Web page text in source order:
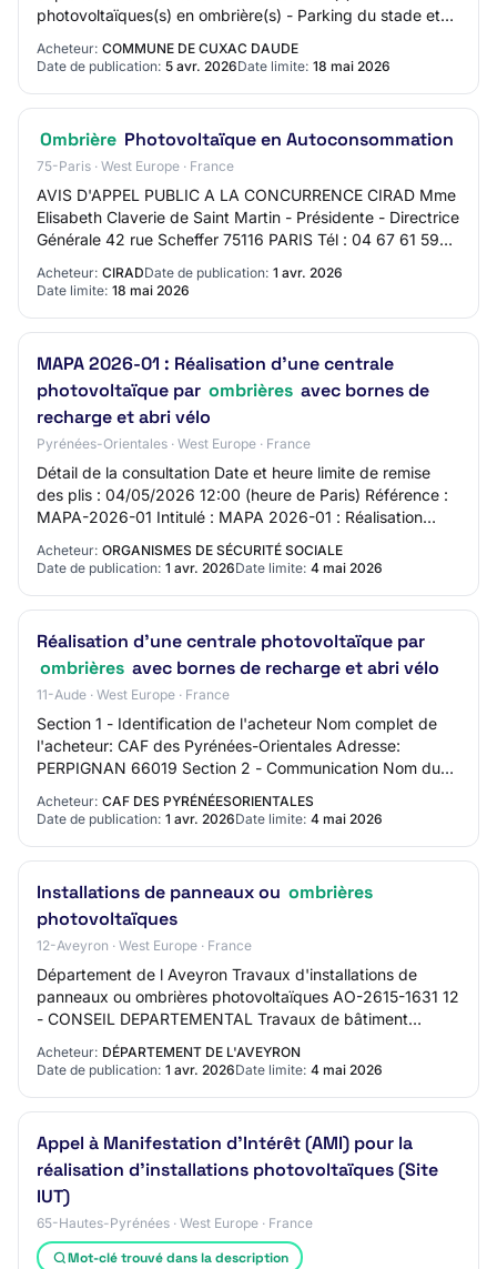
photovoltaïques(s) en ombrière(s) - Parking du stade et
Acheteur: COMMUNE DE CUXAC DAUDE
Date de publication: 5 avr. 2026Date limite: 18 mai 2026
Ombrière Photovoltaïque en Autoconsommation
75-Paris · West Europe · France
AVIS D'APPEL PUBLIC A LA CONCURRENCE CIRAD Mme
Elisabeth Claverie de Saint Martin - Présidente - Directrice
Générale 42 rue Scheffer 75116 PARIS Tél : 04 67 61 59
Acheteur: CIRADDate de publication: 1 avr. 2026
Date limite: 18 mai 2026
MAPA 2026-01 : Réalisation d'une centrale
photovoltaïque par ombrières avec bornes de
recharge et abri vélo
Pyrénées-Orientales · West Europe · France
Détail de la consultation Date et heure limite de remise
des plis : 04/05/2026 12:00 (heure de Paris) Référence :
MAPA-2026-01 Intitulé : MAPA 2026-01 : Réalisation
d'une centrale photovoltaïque par…
Acheteur: ORGANISMES DE SÉCURITÉ SOCIALE
Date de publication: 1 avr. 2026Date limite: 4 mai 2026
Réalisation d’une centrale photovoltaïque par
ombrières avec bornes de recharge et abri vélo
11-Aude · West Europe · France
Section 1 - Identification de l'acheteur Nom complet de
l'acheteur: CAF des Pyrénées-Orientales Adresse:
PERPIGNAN 66019 Section 2 - Communication Nom du
contact: Mme Céline CRESSENT Adresse mail du…
Acheteur: CAF DES PYRÉNÉESORIENTALES
Date de publication: 1 avr. 2026Date limite: 4 mai 2026
Installations de panneaux ou ombrières
photovoltaïques
12-Aveyron · West Europe · France
Département de l Aveyron Travaux d'installations de
panneaux ou ombrières photovoltaïques AO-2615-1631 12
- CONSEIL DEPARTEMENTAL Travaux de bâtiment
Procédure adaptée Mise en ligne : 01/04/2026 Limi…
Acheteur: DÉPARTEMENT DE L'AVEYRON
Date de publication: 1 avr. 2026Date limite: 4 mai 2026
Appel à Manifestation d'Intérêt (AMI) pour la
réalisation d'installations photovoltaïques (Site
IUT)
65-Hautes-Pyrénées · West Europe · France
Mot-clé trouvé dans la description